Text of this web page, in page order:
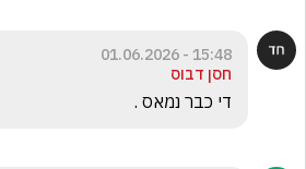
15:48 - 01.06.2026
חסן דבוס
די כבר נמאס .